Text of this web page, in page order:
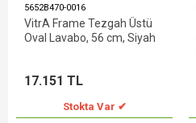
5652B470-0016
VitrA Frame Tezgah Üstü
Oval Lavabo, 56 cm, Siyah
17.151 TL
Stokta Var ✔